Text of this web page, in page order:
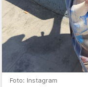
Foto: Instagram